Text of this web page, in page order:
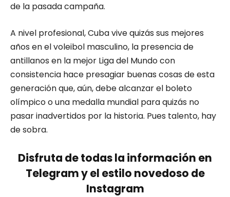
de la pasada campaña.
A nivel profesional, Cuba vive quizás sus mejores
años en el voleibol masculino, la presencia de
antillanos en la mejor Liga del Mundo con
consistencia hace presagiar buenas cosas de esta
generación que, aún, debe alcanzar el boleto
olímpico o una medalla mundial para quizás no
pasar inadvertidos por la historia. Pues talento, hay
de sobra.
Disfruta de todas la información en
Telegram y el estilo novedoso de
Instagram